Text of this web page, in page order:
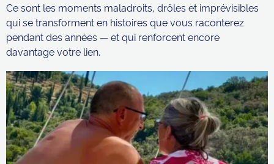
Ce sont les moments maladroits, drôles et imprévisibles
qui se transforment en histoires que vous raconterez
pendant des années — et qui renforcent encore
davantage votre lien.